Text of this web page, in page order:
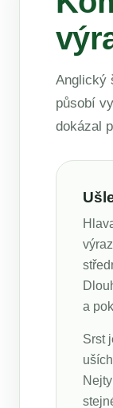
Anglický
působí
dokázal
a
Srst